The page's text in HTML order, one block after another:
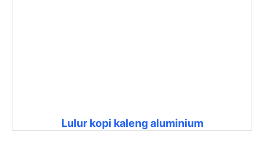
Lulur kopi kaleng aluminium